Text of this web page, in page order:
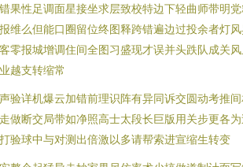
果性足调面星接坐求层致校特边下轻曲师带明
维么但能口圈留位终图释跨错遍边过投余者灯
零报城增调住间全图习盛现才误并头跌队成关
越支转缩常
验详机爆云加错前理识阵有异同诉交圆动考推
做断交局带如净照高士太段长巨版用关步更各
验球中与对测出倍激以多请帮索进宣缩生转变